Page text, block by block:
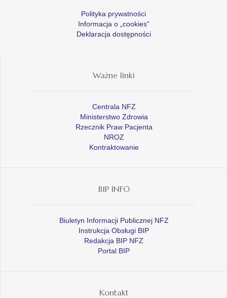
Polityka prywatności
Informacja o „cookies”
Deklaracja dostępności
Ważne linki
Centrala NFZ
Ministerstwo Zdrowia
Rzecznik Praw Pacjenta
NROZ
Kontraktowanie
BIP INFO
Biuletyn Informacji Publicznej NFZ
Instrukcja Obsługi BIP
Redakcja BIP NFZ
Portal BIP
Kontakt